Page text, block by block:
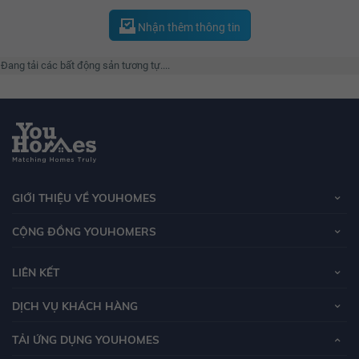
công ty Technocom được sát nhập bởi hai doanh nghiệp là Vinpearl và
Vincom. Qua hơn 14 năm hoạt động, đến thời điểm hiện tại công ty đã trở
thành một trong những tập đoàn đa kinh tế hàng đầu Việt Nam.
Nhận thêm thông tin
tải các bất động sản tương tự....
GIỚI THIỆU VỀ YOUHOMES
CỘNG ĐỒNG YOUHOMERS
LIÊN KẾT
DỊCH VỤ KHÁCH HÀNG
TẢI ỨNG DỤNG YOUHOMES